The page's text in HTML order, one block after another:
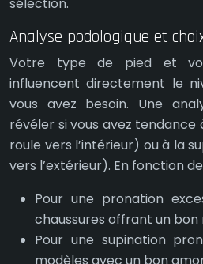
Analyse podologique et
Votre type de pied et
influencent directement le
vous avez besoin. Une
révéler si vous avez
roule vers l’intérieur) ou à la
vers l’extérieur). En fonction
Pour une pronation
chaussures offrant un
Pour une supination
modèles avec un bon